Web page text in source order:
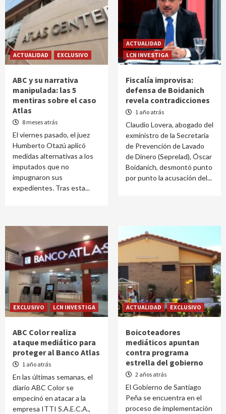
ACTUALIDAD EXCLUSIVO
ABC y su narrativa
manipulada: las 5
mentiras sobre el caso
Atlas
8 meses atrás
El viernes pasado, el juez
Humberto Otazú aplicó
medidas alternativas a los
imputados que no
impugnaron sus
expedientes. Tras esta...
ACTUALIDAD
LCN INVESTIGA
Fiscalía improvisa:
defensa de Boidanich
revela contradicciones
1 año atrás
Claudio Lovera, abogado del
exministro de la Secretaría
de Prevención de Lavado
de Dinero (Seprelad), Óscar
Boidanich, desmontó punto
por punto la acusación del...
EXCLUSIVO LCN INVESTIGA
ABC Color realiza
ataque mediático para
proteger al Banco Atlas
1 año atrás
En las últimas semanas, el
diario ABC Color se
empecinó en atacar a la
empresa ITTI S.A.E.C.A.,
ACTUALIDAD EXCLUSIVO
Boicoteadores
mediáticos apuntan
contra programa
estrella del gobierno
2 años atrás
El Gobierno de Santiago
Peña se encuentra en el
proceso de implementación